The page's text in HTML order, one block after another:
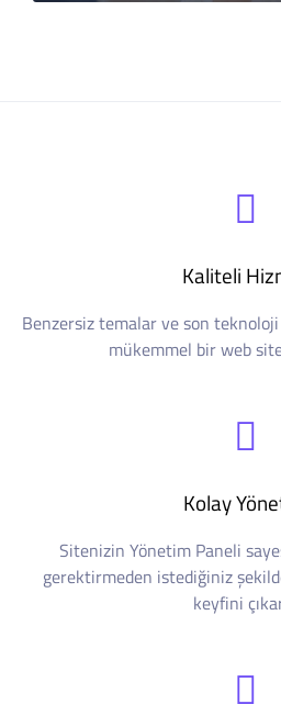
Kaliteli
Benzersiz temalar ve son teknoloji
mükemmel bir web
Kolay
Sitenizin Yönetim Paneli
gerektirmeden istediğiniz
keyfini